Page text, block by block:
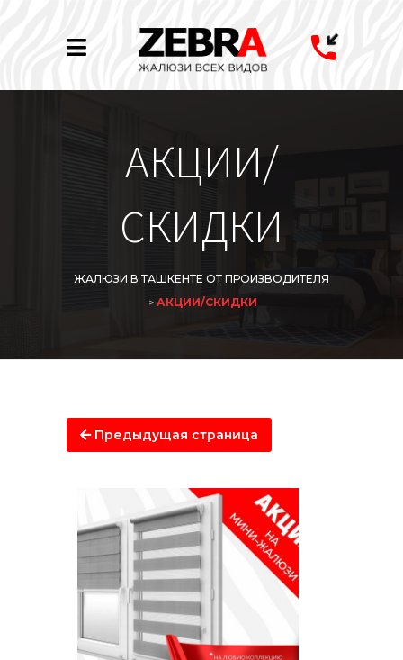
АКЦИИ/
СКИДКИ
ЖАЛЮЗИ В ТАШКЕНТЕ ОТ ПРОИЗВОДИТЕЛЯ
> АКЦИИ/СКИДКИ
Предыдущая страница